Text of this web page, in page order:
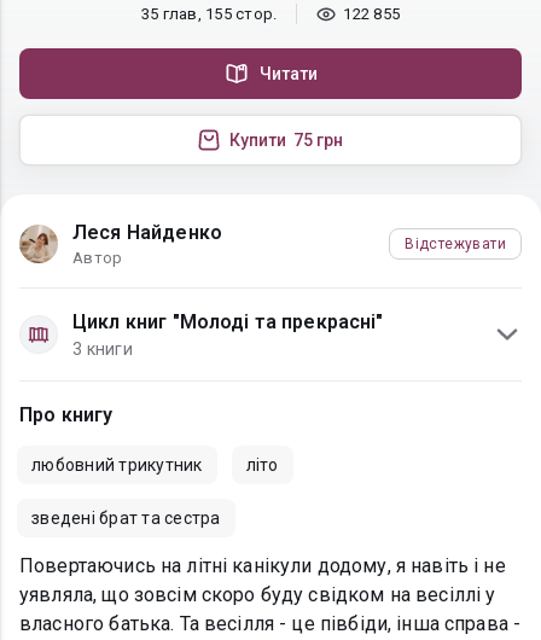
35 глав, 155 стор. 122 855
Читати
Купити 75 грн
Леся Найденко
Автор
Відстежувати
Цикл книг "Молоді та прекрасні"
3 книги
Про книгу
любовний трикутник літо
зведені брат та сестра
Повертаючись на літні канікули додому, я навіть і не
уявляла, що зовсім скоро буду свідком на весіллі у
власного батька. Та весілля - це півбіди, інша справа -